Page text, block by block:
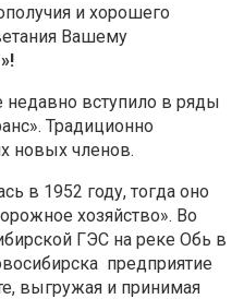
и хорошего
Вашему
недавно вступило в ряды
Традиционно
новых членов.
в 1952 году, тогда оно
хозяйство». Во
ГЭС на реке Обь в
предприятие
выгружая и принимая